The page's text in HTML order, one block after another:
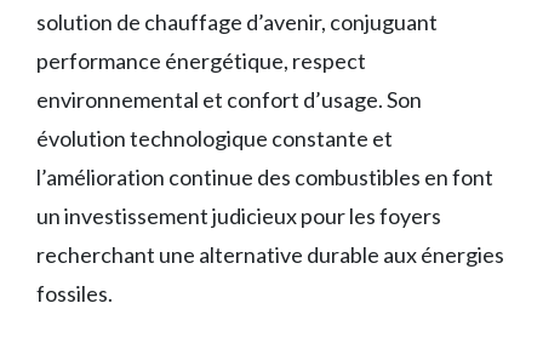
solution de chauffage d’avenir, conjuguant
performance énergétique, respect
environnemental et confort d’usage. Son
évolution technologique constante et
l’amélioration continue des combustibles en font
un investissement judicieux pour les foyers
recherchant une alternative durable aux énergies
fossiles.